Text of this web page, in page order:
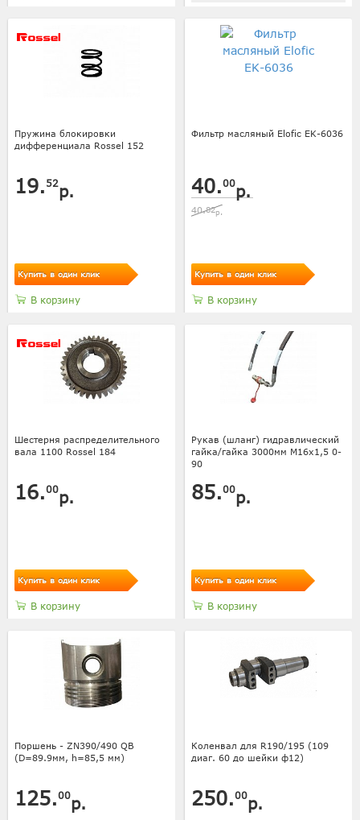
Пружина блокировки
дифференциала Rossel 152
19. 52р.
Купить в один клик
В корзину
Фильтр масляный Elofic EK-6036
40.00р.
40.82р.
Купить в один клик
В корзину
Шестерня распределительного
вала 1100 Rossel 184
16.00р.
Купить в один клик
В корзину
Рукав (шланг) гидравлический
гайка/гайка 3000мм M16x1,5 0-
90
85.00р.
Купить в один клик
В корзину
Поршень - ZN390/490 QB
(D=89.9мм, h=85,5 мм)
125.00р.
Коленвал для R190/195 (109
диаг. 60 до шейки ф12)
250.00р.